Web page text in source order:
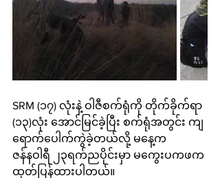
SRM (၁၇) လုံးနဲ့ ဝါဇီစက်ရုံကို တိုက်ခိုက်ရာ
(၁၃)လုံး အောင်မြင်ခဲ့ပြီး စက်ရုံအတွင်း ကျ
ရောက်ပေါက်ကွဲခဲ့တယ်လို့ မနေ့က
ဇန်နဝါရီ ၂၃ရက်ညပိုင်းမှာ မကွေးပကဖက
ထုတ်ပြန်ထားပါတယ်။